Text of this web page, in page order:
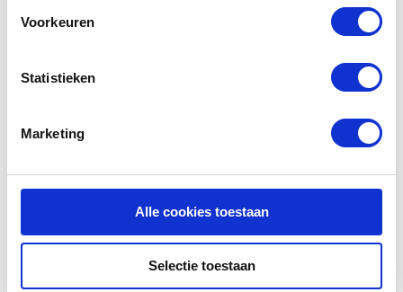
Voorkeuren
Statistieken
Marketing
Alle cookies toestaan
Selectie toestaan
€ 4,50
€ 739,46
Richwood A-60-CE | Master
Series